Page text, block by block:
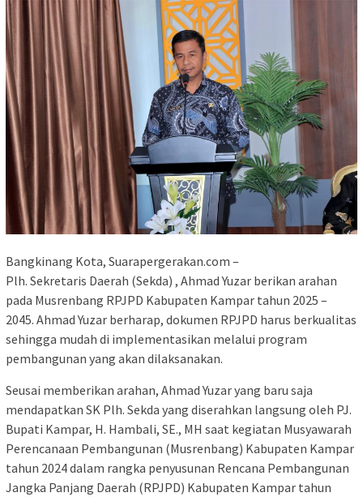
Bangkinang Kota, Suarapergerakan.com –
Plh. Sekretaris Daerah (Sekda) , Ahmad Yuzar berikan arahan
pada Musrenbang RPJPD Kabupaten Kampar tahun 2025 –
2045. Ahmad Yuzar berharap, dokumen RPJPD harus berkualitas
sehingga mudah di implementasikan melalui program
pembangunan yang akan dilaksanakan.
Seusai memberikan arahan, Ahmad Yuzar yang baru saja
mendapatkan SK Plh. Sekda yang diserahkan langsung oleh PJ.
Bupati Kampar, H. Hambali, SE., MH saat kegiatan Musyawarah
Perencanaan Pembangunan (Musrenbang) Kabupaten Kampar
tahun 2024 dalam rangka penyusunan Rencana Pembangunan
Jangka Panjang Daerah (RPJPD) Kabupaten Kampar tahun